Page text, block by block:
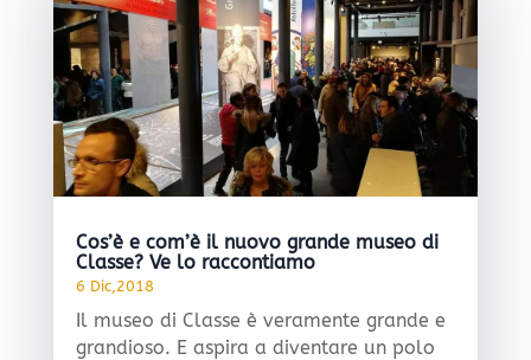
Cos’è e com’è il nuovo grande museo di
Classe? Ve lo raccontiamo
6 Dic,2018
Il museo di Classe è veramente grande e
grandioso. E aspira a diventare un polo